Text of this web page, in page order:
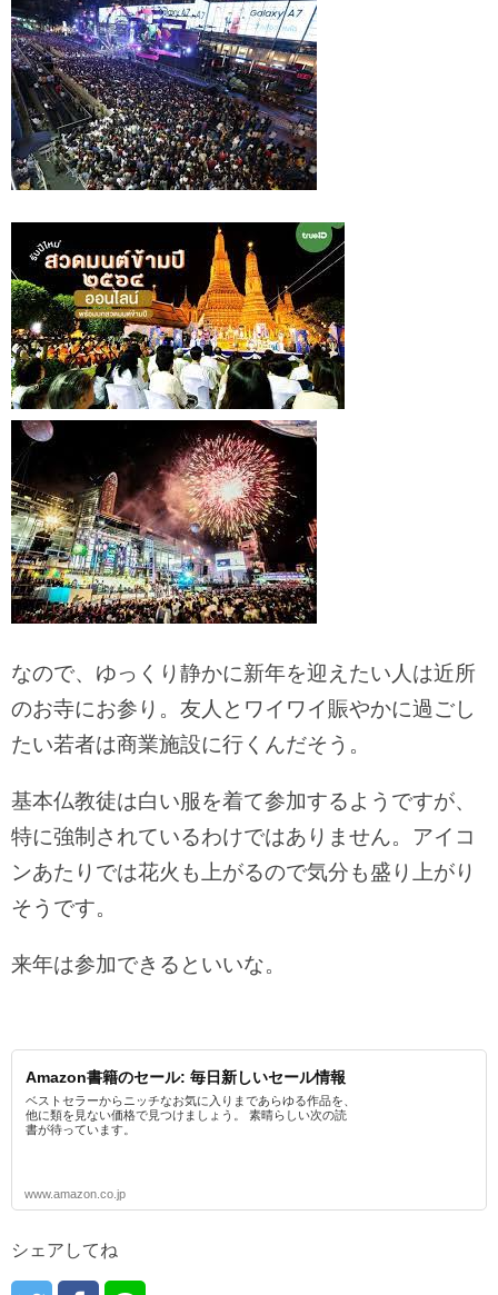
なので、ゆっくり静かに新年を迎えたい人は近所
のお寺にお参り。友人とワイワイ賑やかに過ごし
たい若者は商業施設に行くんだそう。
基本仏教徒は白い服を着て参加するようですが、
特に強制されているわけではありません。アイコ
ンあたりでは花火も上がるので気分も盛り上がり
そうです。
来年は参加できるといいな。
Amazon書籍のセール: 毎日新しいセール情報
ベストセラーからニッチなお気に入りまであらゆる作品を、
他に類を見ない価格で見つけましょう。 素晴らしい次の読
書が待っています。
www.amazon.co.jp
シェアしてね